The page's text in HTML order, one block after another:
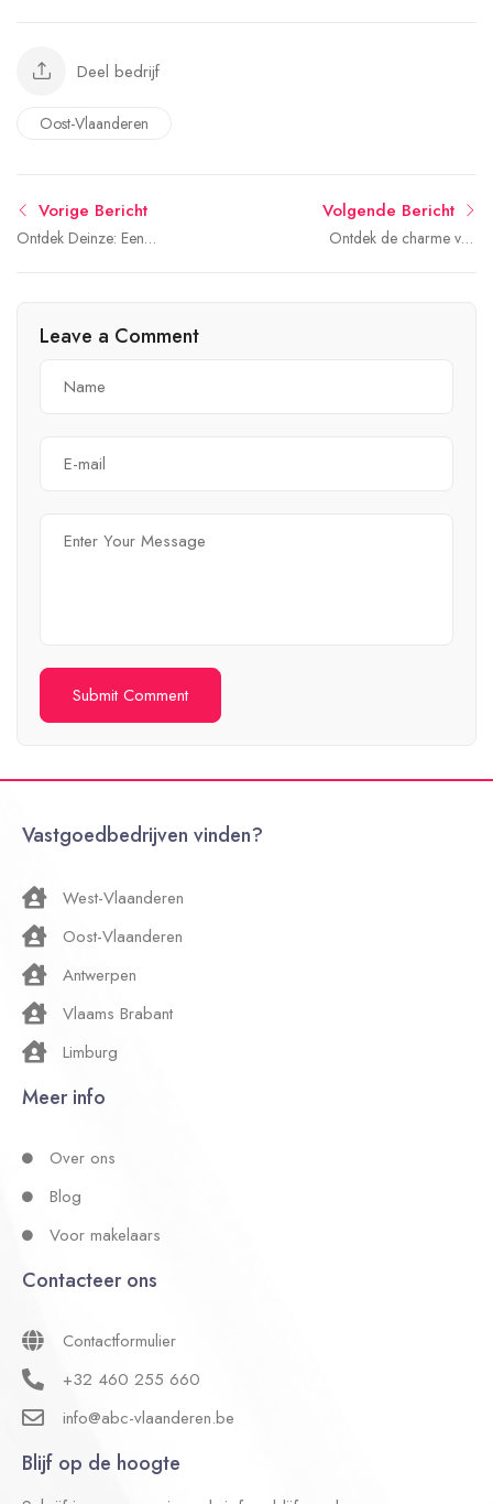
Deel bedrijf
Oost-Vlaanderen
Vorige Bericht
Ontdek Deinze: Een
Volgende Bericht
Ontdek de charme van
Leave a Comment
Vastgoedbedrijven vinden?
West-Vlaanderen
Oost-Vlaanderen
Antwerpen
Vlaams Brabant
Limburg
Meer info
Over ons
Blog
Voor makelaars
Contacteer ons
Contactformulier
+32 460 255 660
info@abc-vlaanderen.be
Blijf op de hoogte